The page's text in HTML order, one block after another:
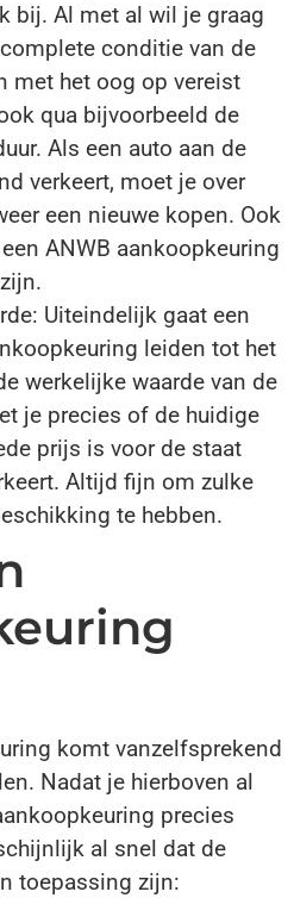
bij. Al met al wil je graag
conditie van de
met het oog op vereist
qua bijvoorbeeld de
Als een auto aan de
verkeert, moet je over
een nieuwe kopen. Ook
ANWB aankoopkeuring
Uiteindelijk gaat een
leiden tot het
werkelijke waarde van de
je precies of de huidige
prijs is voor de staat
Altijd fijn om zulke
te hebben.
komt vanzelfsprekend
Nadat je hierboven al
precies
al snel dat de
toepassing zijn: